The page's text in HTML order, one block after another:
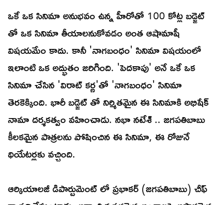
ఒకే ఒక సినిమా అనుభవం ఉన్న హీరోతో 100 కోట్ల బడ్జెట్
తో ఒక సినిమా తీయాలనుకోవడం అంత ఆషామాషీ
విషయమేం కాదు. కానీ 'నాగబంధం' సినిమా విషయంలో
ఇలాంటి ఒక అద్భుతం జరిగింది. 'పెదకాపు' అనే ఒకే ఒక
సినిమా చేసిన 'విరాట్ కర్ణ'తో 'నాగబంధం' సినిమా
తెరకెక్కింది. భారీ బడ్జెట్ తో నిర్మితమైన ఈ సినిమాకి అభిషేక్
నామా దర్శకత్వం వహించాడు. నభా నటేశ్ .. జగపతిబాబు
కీలకమైన పాత్రలను పోషించిన ఈ సినిమా, ఈ రోజునే
థియేటర్లకు వచ్చింది.
ఆర్కియాలజీ డిపార్టుమెంట్ లో ప్రభాకర్ (జగపతిబాబు) చీఫ్